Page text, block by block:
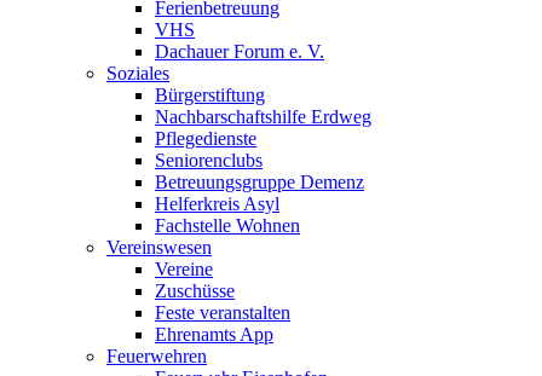
Ferienbetreuung
VHS
Dachauer Forum e. V.
Soziales
Bürgerstiftung
Nachbarschaftshilfe Erdweg
Pflegedienste
Seniorenclubs
Betreuungsgruppe Demenz
Helferkreis Asyl
Fachstelle Wohnen
Vereinswesen
Vereine
Zuschüsse
Feste veranstalten
Ehrenamts App
Feuerwehren